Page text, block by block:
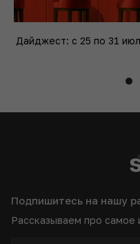
Дайджест: с 25 по 31
Подпишитесь на нашу
Рассказываем про самое